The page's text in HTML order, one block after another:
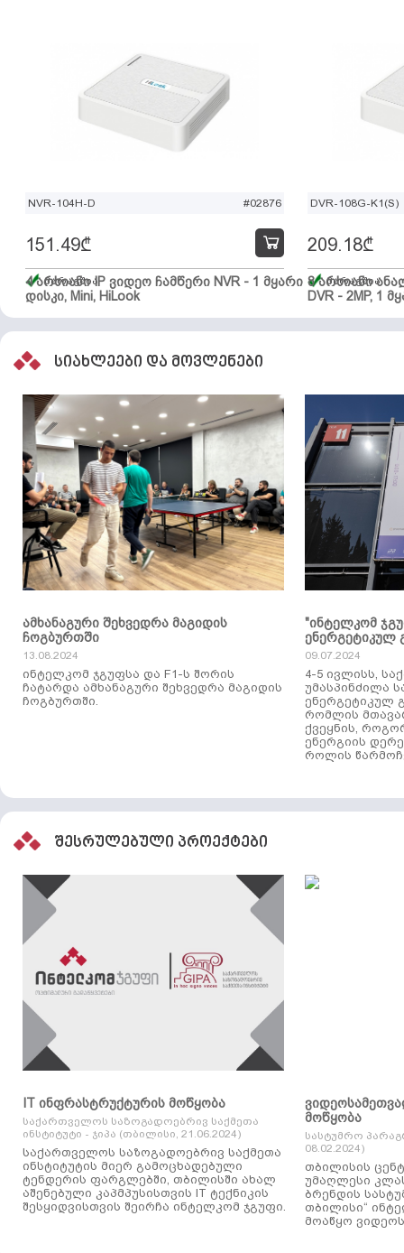
NVR-104H-D #02876
4 არხიანი IP ვიდეო ჩამწერი NVR - 1 მყარი
დისკი, Mini, HiLook
151.49₾
მარაგშია
DVR-108G-K1(S)
8 არხიანი
DVR - 2MP, 1
209.18₾
მარაგშია
სიახლეები და მოვლენები
ამხანაგური შეხვედრა მაგიდის
ჩოგბურთში
13.08.2024
ინტელკომ ჯგუფსა და F1-ს შორის
ჩატარდა ამხანაგური შეხვედრა მაგიდის
ჩოგბურთში.
"ინტელკომ
ენერგეტიკულ
09.07.2024
4-5 ივლისს,
უმასპინძილა
ენერგეტიკულ
რომლის
ქვეყნის,
ენერგიის
როლის
შესრულებული პროექტები
IT ინფრასტრუქტურის მოწყობა
საქართველოს საზოგადოებრივ საქმეთა
ინსტიტუტი - ჯიპა (თბილისი, 21.06.2024)
საქართველოს საზოგადოებრივ საქმეთა
ინსტიტუტის მიერ გამოცხადებული
ტენდერის ფარგლებში, თბილისში ახალ
აშენებული კაპმპუსისთვის IT ტექნიკის
შესყიდვისთვის შეირჩა ინტელკომ ჯგუფი.
მოწყობა
სასტუმრო
08.02.2024)
თბილისის
უმაღლესი
ბრენდის
თბილისი“
მოაწყო